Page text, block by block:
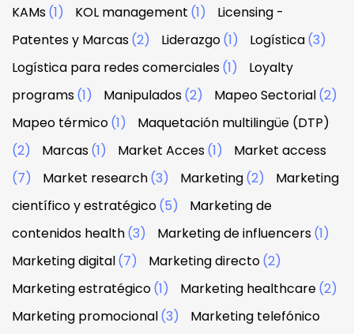
KAMs(1) KOL management (1)
Licensing -
Patentes y Marcas(2) Liderazgo(1) Logística(3)
Logística para redes comerciales(1)
Loyalty
programs(1) Manipulados(2) Mapeo Sectorial(2)
Mapeo térmico(1)
Maquetación multilingüe (DTP)
(2)
Marcas(1) Market Acces(1)
Market access
(7)
Market research(3) Marketing(2)
Marketing
científico y estratégico(5)
Marketing de
contenidos health(3) Marketing de influencers(1)
Marketing digital(7) Marketing directo(2)
Marketing estratégico(1) Marketing healthcare(2)
Marketing promocional(3)
Marketing telefónico